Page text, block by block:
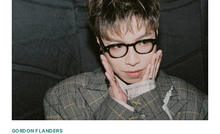
|
GORDON FLANDERS